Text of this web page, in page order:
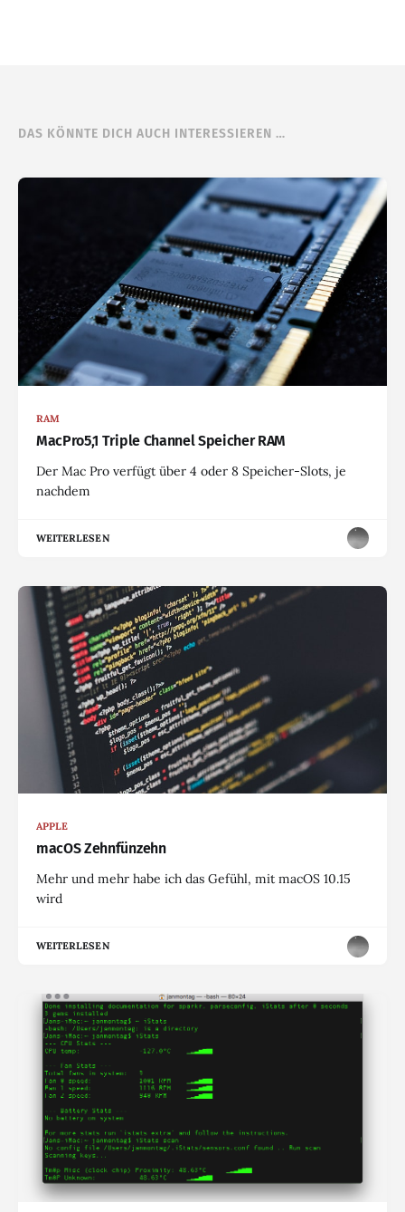
DAS KÖNNTE DICH AUCH INTERESSIEREN …
RAM
MacPro5,1 Triple Channel Speicher RAM
Der Mac Pro verfügt über 4 oder 8 Speicher-Slots, je
nachdem
WEITERLESEN
APPLE
macOS Zehnfünzehn
Mehr und mehr habe ich das Gefühl, mit macOS 10.15
wird
WEITERLESEN